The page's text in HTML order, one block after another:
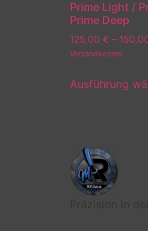
Prime Light /
Prime Deep
125,00 € –
Versandkosten
Ausführung